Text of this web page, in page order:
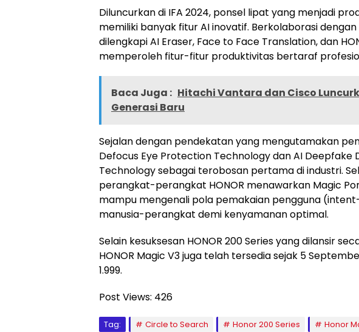
Diluncurkan di IFA 2024, ponsel lipat yang menjadi
memiliki banyak fitur AI inovatif. Berkolaborasi dengan
dilengkapi AI Eraser, Face to Face Translation, dan
memperoleh fitur-fitur produktivitas bertaraf
Baca Juga : Hitachi Vantara dan Cisco
Generasi Baru
Sejalan dengan pendekatan yang mengutamakan
Defocus Eye Protection Technology dan AI
Technology sebagai terobosan pertama di industri.
perangkat-perangkat HONOR menawarkan Magic
mampu mengenali pola pemakaian pengguna
manusia-perangkat demi kenyamanan optimal.
Selain kesuksesan HONOR 200 Series yang dilansir
HONOR Magic V3 juga telah tersedia sejak 5
1.999.
Post Views: 426
Tag: Circle to Search Honor 200 Series Honor